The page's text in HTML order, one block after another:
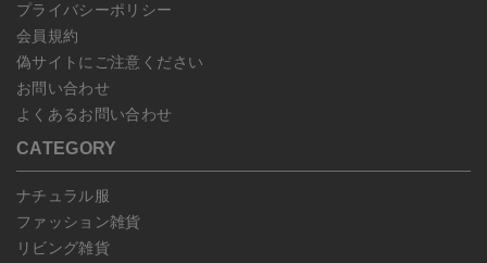
プライバシーポリシー
会員規約
偽サイトにご注意ください
お問い合わせ
よくあるお問い合わせ
CATEGORY
ナチュラル服
ファッション雑貨
リビング雑貨